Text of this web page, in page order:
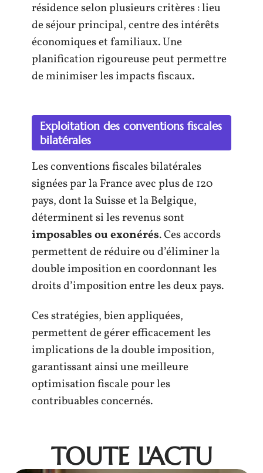
résidence selon plusieurs critères : lieu
de séjour principal, centre des intérêts
économiques et familiaux. Une
planification rigoureuse peut permettre
de minimiser les impacts fiscaux.
Exploitation des conventions fiscales
bilatérales
Les conventions fiscales bilatérales
signées par la France avec plus de 120
pays, dont la Suisse et la Belgique,
déterminent si les revenus sont
imposables ou exonérés. Ces accords
permettent de réduire ou d’éliminer la
double imposition en coordonnant les
droits d’imposition entre les deux pays.
Ces stratégies, bien appliquées,
permettent de gérer efficacement les
implications de la double imposition,
garantissant ainsi une meilleure
optimisation fiscale pour les
contribuables concernés.
TOUTE L'ACTU